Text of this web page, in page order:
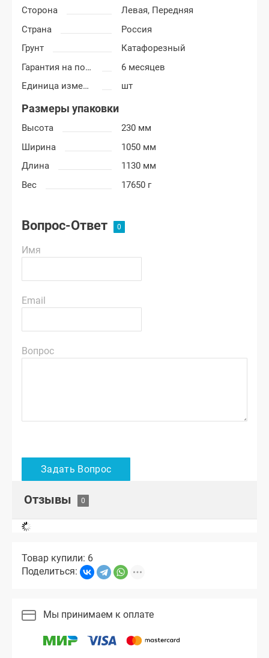
Сторона Левая, Передняя
Страна
Россия
Грунт
Катафорезный
Гарантия на покраску
6 месяцев
Единица измерения
шт
Размеры упаковки
Высота
230 мм
Ширина
1050 мм
Длина
1130 мм
Вес
17650 г
Вопрос-Ответ
Имя
Email
Вопрос
Отзывы
Товар купили: 6
Поделиться:
Мы принимаем к оплате